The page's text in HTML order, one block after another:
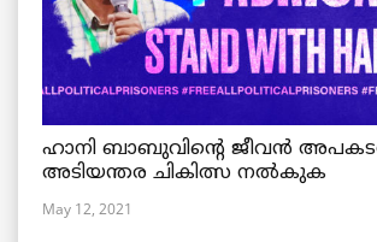
ഹാനി ബാബുവിന്റെ ജീവൻ
അടിയന്തര ചികിത്സ നൽകുക
May 12, 2021